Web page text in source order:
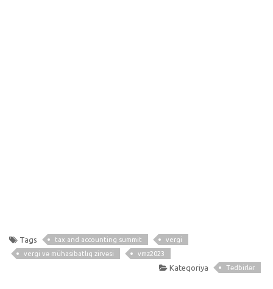
Tags tax and accounting summit
vergi
vergi və mühasibatlıq zirvəsi
vmz2023
Kateqoriya Tədbirlər